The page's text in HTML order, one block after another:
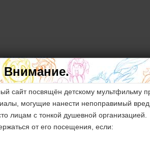
,рассказы,человеки
главы .
Внимание.
сайт посвящён детскому мультфильму
могущие нанести непоправимый вред
лицам с тонкой душевной организацией.
от его посещения, если: